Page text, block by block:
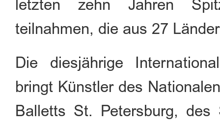
letzten zehn Jahren
teilnahmen, die aus 27
Die diesjährige
bringt Künstler des
Balletts St. Petersburg,